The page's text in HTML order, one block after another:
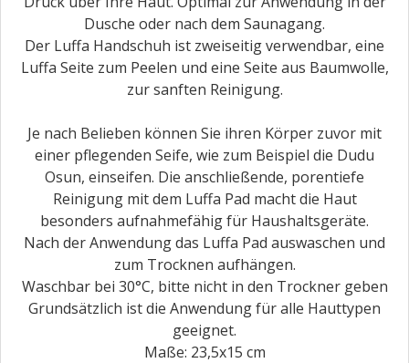
Dusche oder nach dem Saunagang.
Der Luffa Handschuh ist zweiseitig verwendbar, eine
Luffa Seite zum Peelen und eine Seite aus Baumwolle,
zur sanften Reinigung.
Je nach Belieben können Sie ihren Körper zuvor mit
einer pflegenden Seife, wie zum Beispiel die Dudu
Osun, einseifen. Die anschließende, porentiefe
Reinigung mit dem Luffa Pad macht die Haut
besonders aufnahmefähig für Haushaltsgeräte.
Nach der Anwendung das Luffa Pad auswaschen und
zum Trocknen aufhängen.
Waschbar bei 30°C, bitte nicht in den Trockner geben
Grundsätzlich ist die Anwendung für alle Hauttypen
geeignet.
Maße: 23,5x15 cm